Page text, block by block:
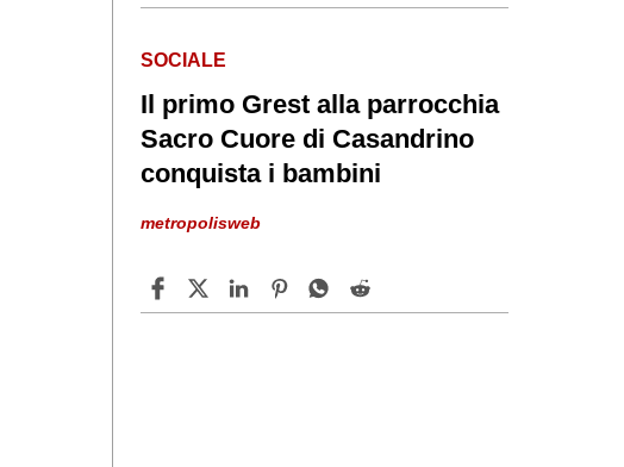
SOCIALE
Il primo Grest alla parrocchia
Sacro Cuore di Casandrino
conquista i bambini
metropolisweb